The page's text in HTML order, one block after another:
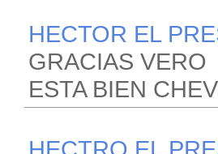
HECTOR EL
GRACIAS VERO
ESTA BIEN